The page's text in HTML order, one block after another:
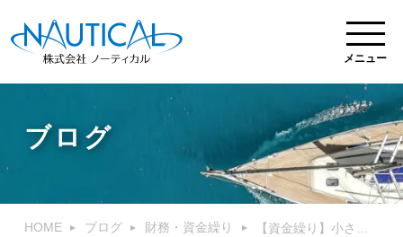
メニュー
ブログ
HOME ブログ 財務・資金繰り